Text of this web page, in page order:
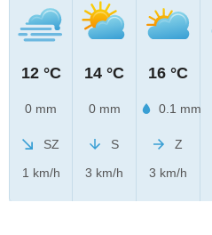
12 °C
0 mm
SZ
1 km/h
14 °C
0 mm
S
3 km/h
16 °C
0.1 mm
Z
3 km/h